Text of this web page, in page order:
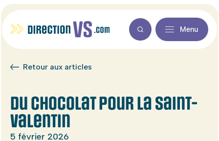
Menu
Retour aux articles
Du chocolat pour la Saint-
Valentin
5 février 2026